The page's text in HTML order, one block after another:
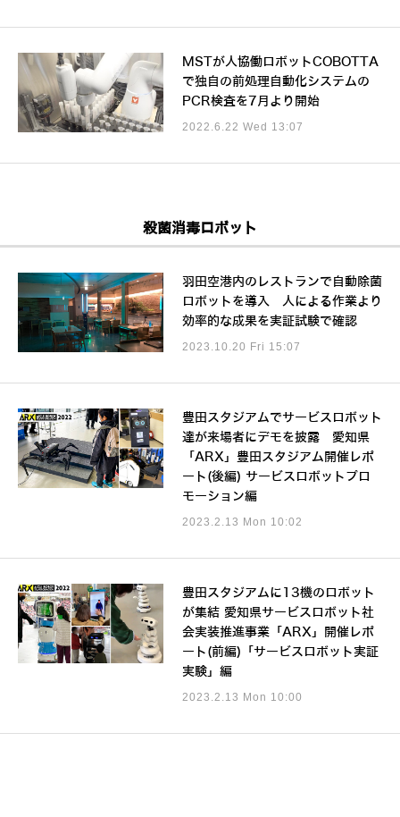
MSTが人協働ロボットCOBOTTA
で独自の前処理自動化システムの
PCR検査を7月より開始
2022.6.22 Wed 13:07
殺菌消毒ロボット
羽田空港内のレストランで自動除菌
ロボットを導入 人による作業より
効率的な成果を実証試験で確認
2023.10.20 Fri 15:07
豊田スタジアムでサービスロボット
達が来場者にデモを披露 愛知県
「ARX」豊田スタジアム開催レポ
ート(後編) サービスロボットプロ
モーション編
2023.2.13 Mon 10:02
豊田スタジアムに13機のロボット
が集結 愛知県サービスロボット社
会実装推進事業「ARX」開催レポ
ート(前編)「サービスロボット実証
実験」編
2023.2.13 Mon 10:00